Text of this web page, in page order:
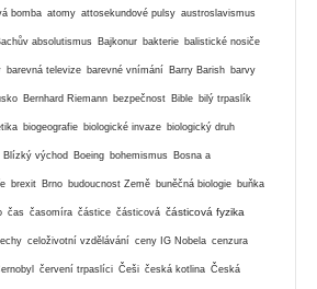
bomba atomy attosekundové pulsy austroslavismus
absolutismus Bajkonur bakterie balistické nosiče
barevná televize barevné vnímání Barry Barish barvy
Bernhard Riemann bezpečnost Bible bilý trpaslík
biogeografie biologické invaze biologický druh
Blízký východ Boeing bohemismus Bosna a
brexit Brno budoucnost Země buněčná biologie buňka
čas časomíra částice částicová částicová fyzika
celoživotní vzdělávání ceny IG Nobela cenzura
červení trpaslíci Češi česká kotlina Česká